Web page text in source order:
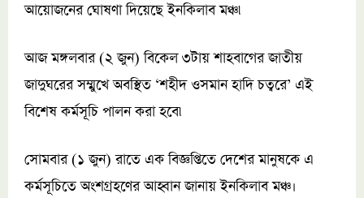
আয়োজনের ঘোষণা দিয়েছে ইনকিলাব মঞ্চ৷
আজ মঙ্গলবার (২ জুন) বিকেল ৩টায় শাহবাগের জাতীয়
জাদুঘরের সম্মুখে অবস্থিত ‘শহীদ ওসমান হাদি চত্বরে’ এই
বিশেষ কর্মসূচি পালন করা হবে৷
সোমবার (১ জুন) রাতে এক বিজ্ঞপ্তিতে দেশের মানুষকে এ
কর্মসূচিতে অংশগ্রহণের আহ্বান জানায় ইনকিলাব মঞ্চ।